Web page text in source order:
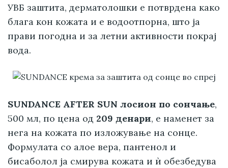
УВБ заштита, дерматолошки е потврдена како
блага кон кожата и е водоотпорна, што ја
прави погодна и за летни активности покрај
вода.
SUNDANCE AFTER SUN лосион по сончање,
500 мл, по цена од 209 денари, е наменет за
нега на кожата по изложување на сонце.
Формулата со алое вера, пантенол и
бисаболол ја смирува кожата и ѝ обезбедува